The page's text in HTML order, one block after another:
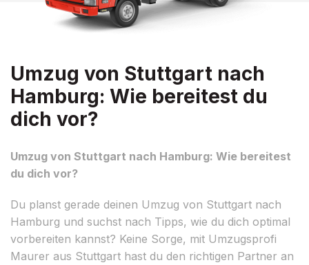
Umzug von Stuttgart nach
Hamburg: Wie bereitest du
dich vor?
Umzug von Stuttgart nach Hamburg: Wie bereitest
du dich vor?
Du planst gerade deinen Umzug von Stuttgart nach
Hamburg und suchst nach Tipps, wie du dich optimal
vorbereiten kannst? Keine Sorge, mit Umzugsprofi
Maurer aus Stuttgart hast du den richtigen Partner an